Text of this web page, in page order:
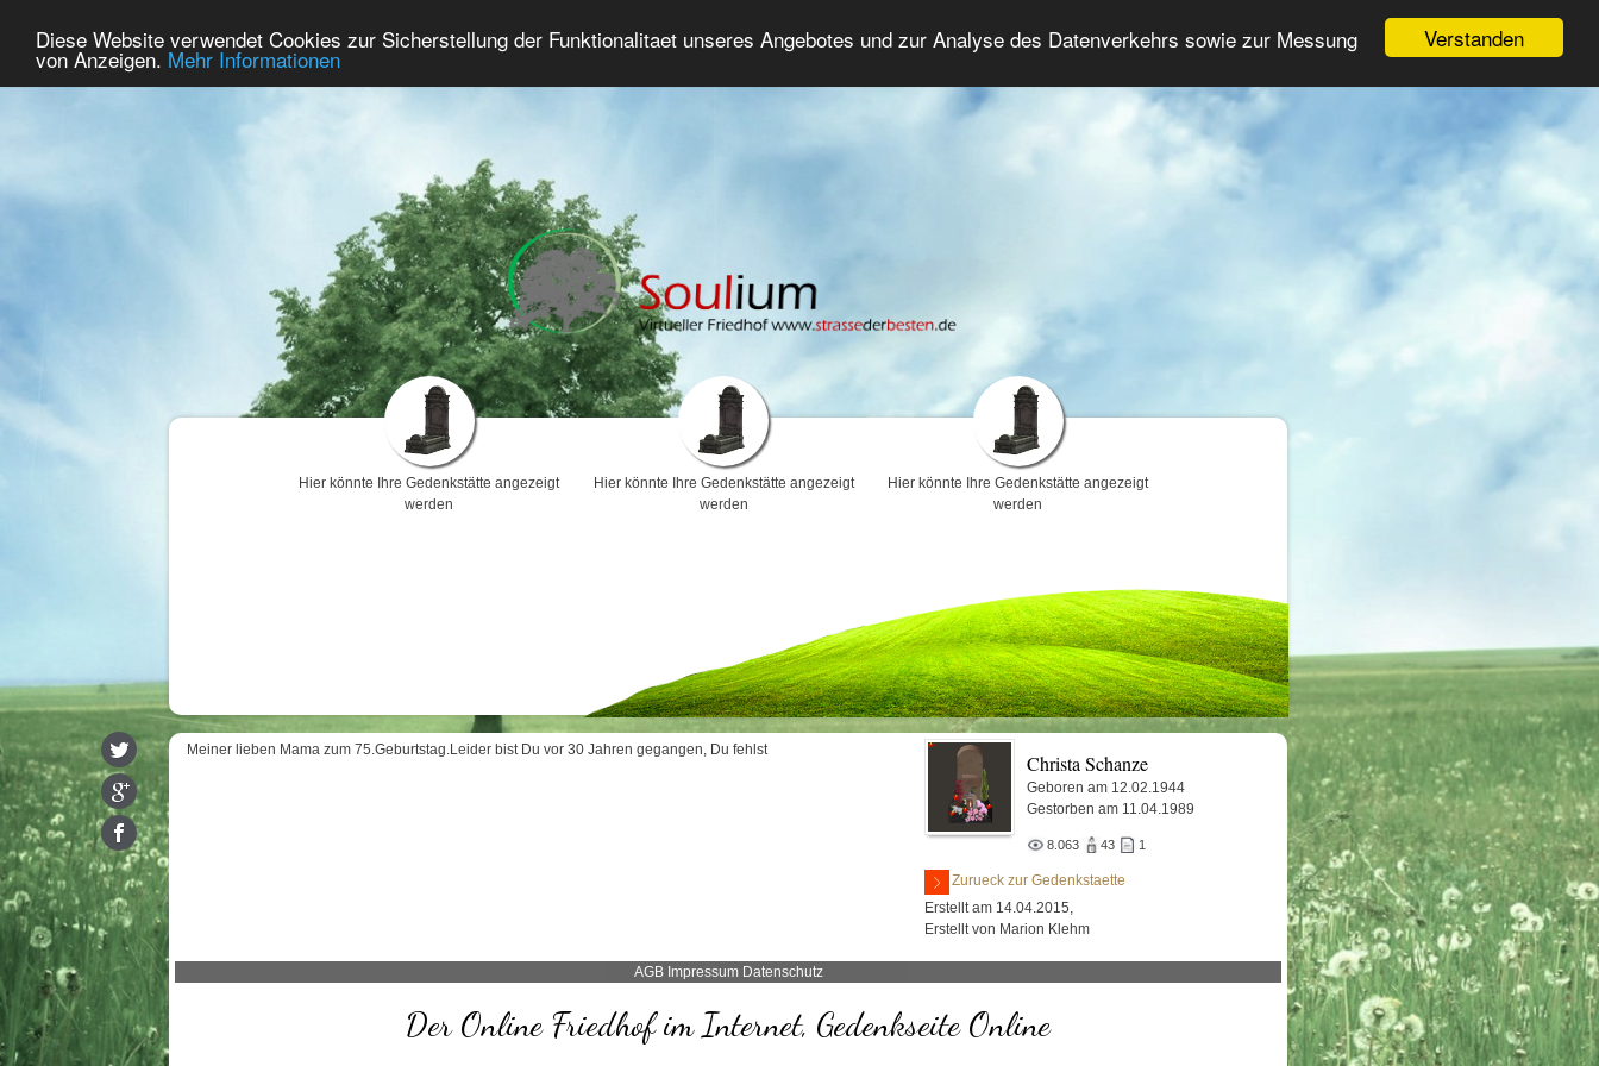
Verstanden
Diese Website verwendet Cookies zur Sicherstellung der Funktionalitaet unseres Angebotes und zur Analyse des Datenverkehrs sowie zur Messung
von Anzeigen. Mehr Informationen
Home Premium Gedenken Trauerforum Erweiterte Suche Anmelden
Hier könnte Ihre Gedenkstätte angezeigt
werden
Hier könnte Ihre Gedenkstätte angezeigt
werden
Hier könnte Ihre Gedenkstätte angezeigt
werden
Meiner lieben Mama zum 75.Geburtstag.Leider bist Du vor 30 Jahren gegangen, Du fehlst
Christa Schanze
Geboren am 12.02.1944
Gestorben am 11.04.1989
8.063 43 1
Zurueck zur Gedenkstaette
Erstellt am 14.04.2015,
Erstellt von Marion Klehm
AGB Impressum Datenschutz
Der Online Friedhof im Internet, Gedenkseite Online